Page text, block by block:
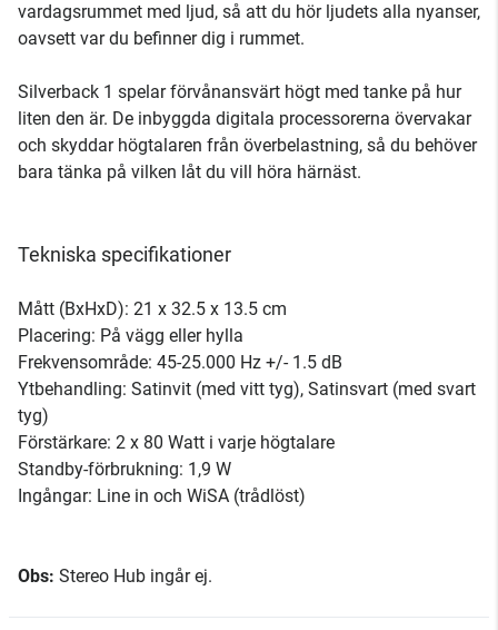
vardagsrummet med ljud, så att du hör ljudets alla nyanser,
oavsett var du befinner dig i rummet.
Silverback 1 spelar förvånansvärt högt med tanke på hur
liten den är. De inbyggda digitala processorerna övervakar
och skyddar högtalaren från överbelastning, så du behöver
bara tänka på vilken låt du vill höra härnäst.
Tekniska specifikationer
Mått (BxHxD): 21 x 32.5 x 13.5 cm
Placering: På vägg eller hylla
Frekvensområde: 45-25.000 Hz +/- 1.5 dB
Ytbehandling: Satinvit (med vitt tyg), Satinsvart (med svart
tyg)
Förstärkare: 2 x 80 Watt i varje högtalare
Standby-förbrukning: 1,9 W
Ingångar: Line in och WiSA (trådlöst)
Obs: Stereo Hub ingår ej.